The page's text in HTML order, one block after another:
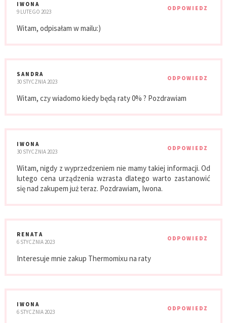
IWONA
9 LUTEGO 2023
ODPOWIEDZ
Witam, odpisałam w mailu:)
SANDRA
30 STYCZNIA 2023
ODPOWIEDZ
Witam, czy wiadomo kiedy będą raty 0% ? Pozdrawiam
IWONA
30 STYCZNIA 2023
ODPOWIEDZ
Witam, nigdy z wyprzedzeniem nie mamy takiej informacji. Od
lutego cena urządzenia wzrasta dlatego warto zastanowić
się nad zakupem już teraz. Pozdrawiam, Iwona.
RENATA
6 STYCZNIA 2023
ODPOWIEDZ
Interesuje mnie zakup Thermomixu na raty
IWONA
6 STYCZNIA 2023
ODPOWIEDZ